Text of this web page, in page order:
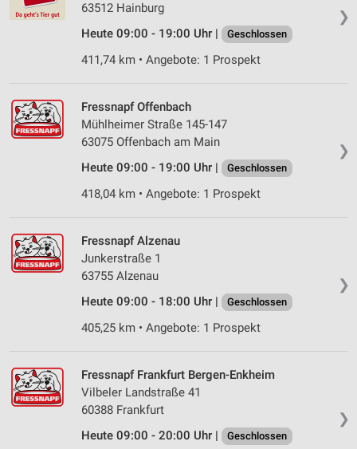
❯
63512 Hainburg
Heute 09:00 - 19:00 Uhr |
Geschlossen
411,74 km • Angebote: 1 Prospekt
❯
Fressnapf Offenbach
Mühlheimer Straße 145-147
63075 Offenbach am Main
Heute 09:00 - 19:00 Uhr |
Geschlossen
418,04 km • Angebote: 1 Prospekt
❯
Fressnapf Alzenau
Junkerstraße 1
63755 Alzenau
Heute 09:00 - 18:00 Uhr |
Geschlossen
405,25 km • Angebote: 1 Prospekt
❯
Fressnapf Frankfurt Bergen-Enkheim
Vilbeler Landstraße 41
60388 Frankfurt
Heute 09:00 - 20:00 Uhr |
Geschlossen